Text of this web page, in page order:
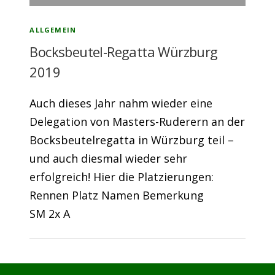
ALLGEMEIN
Bocksbeutel-Regatta Würzburg
2019
Auch dieses Jahr nahm wieder eine
Delegation von Masters-Ruderern an der
Bocksbeutelregatta in Würzburg teil –
und auch diesmal wieder sehr
erfolgreich! Hier die Platzierungen:
Rennen Platz Namen Bemerkung
SM 2x A